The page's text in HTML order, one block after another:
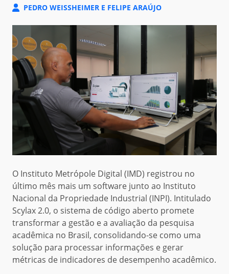
PEDRO WEISSHEIMER E FELIPE ARAÚJO
O Instituto Metrópole Digital (IMD) registrou no
último mês mais um software junto ao Instituto
Nacional da Propriedade Industrial (INPI). Intitulado
Scylax 2.0, o sistema de código aberto promete
transformar a gestão e a avaliação da pesquisa
acadêmica no Brasil, consolidando-se como uma
solução para processar informações e gerar
métricas de indicadores de desempenho acadêmico.